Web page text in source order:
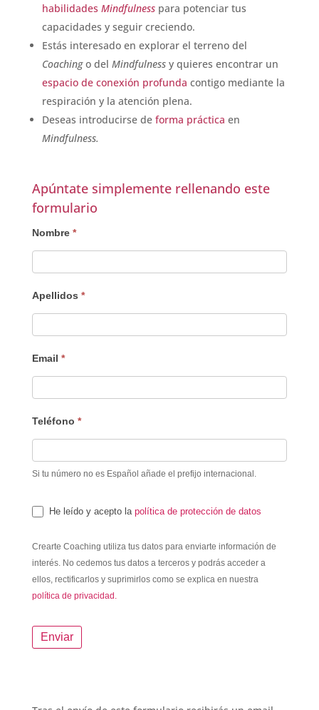
habilidades Mindfulnesspara potenciar tus
capacidades y seguir creciendo.
Estás interesado en explorar el terreno del
Coachingo del Mindfulnessy quieres encontrar un
espacio de conexión profunda contigo mediante la
respiración y la atención plena.
Deseas introducirse de forma práctica en
Mindfulness.
Apúntate simplemente rellenando este
formulario
Interesado
Nombre *
Apellidos *
Email *
Teléfono *
Si tu número no es Español añade el prefijo internacional.
He leído y acepto la política de protección de datos
Crearte Coaching utiliza tus datos para enviarte información de
interés. No cedemos tus datos a terceros y podrás acceder a
ellos, rectificarlos y suprimirlos como se explica en nuestra
política de privacidad.
Enviar